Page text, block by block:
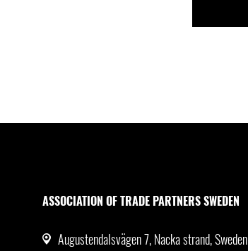
ASSOCIATION OF TRADE PARTNERS SWEDEN
Augustendalsvägen 7, Nacka strand, Sweden